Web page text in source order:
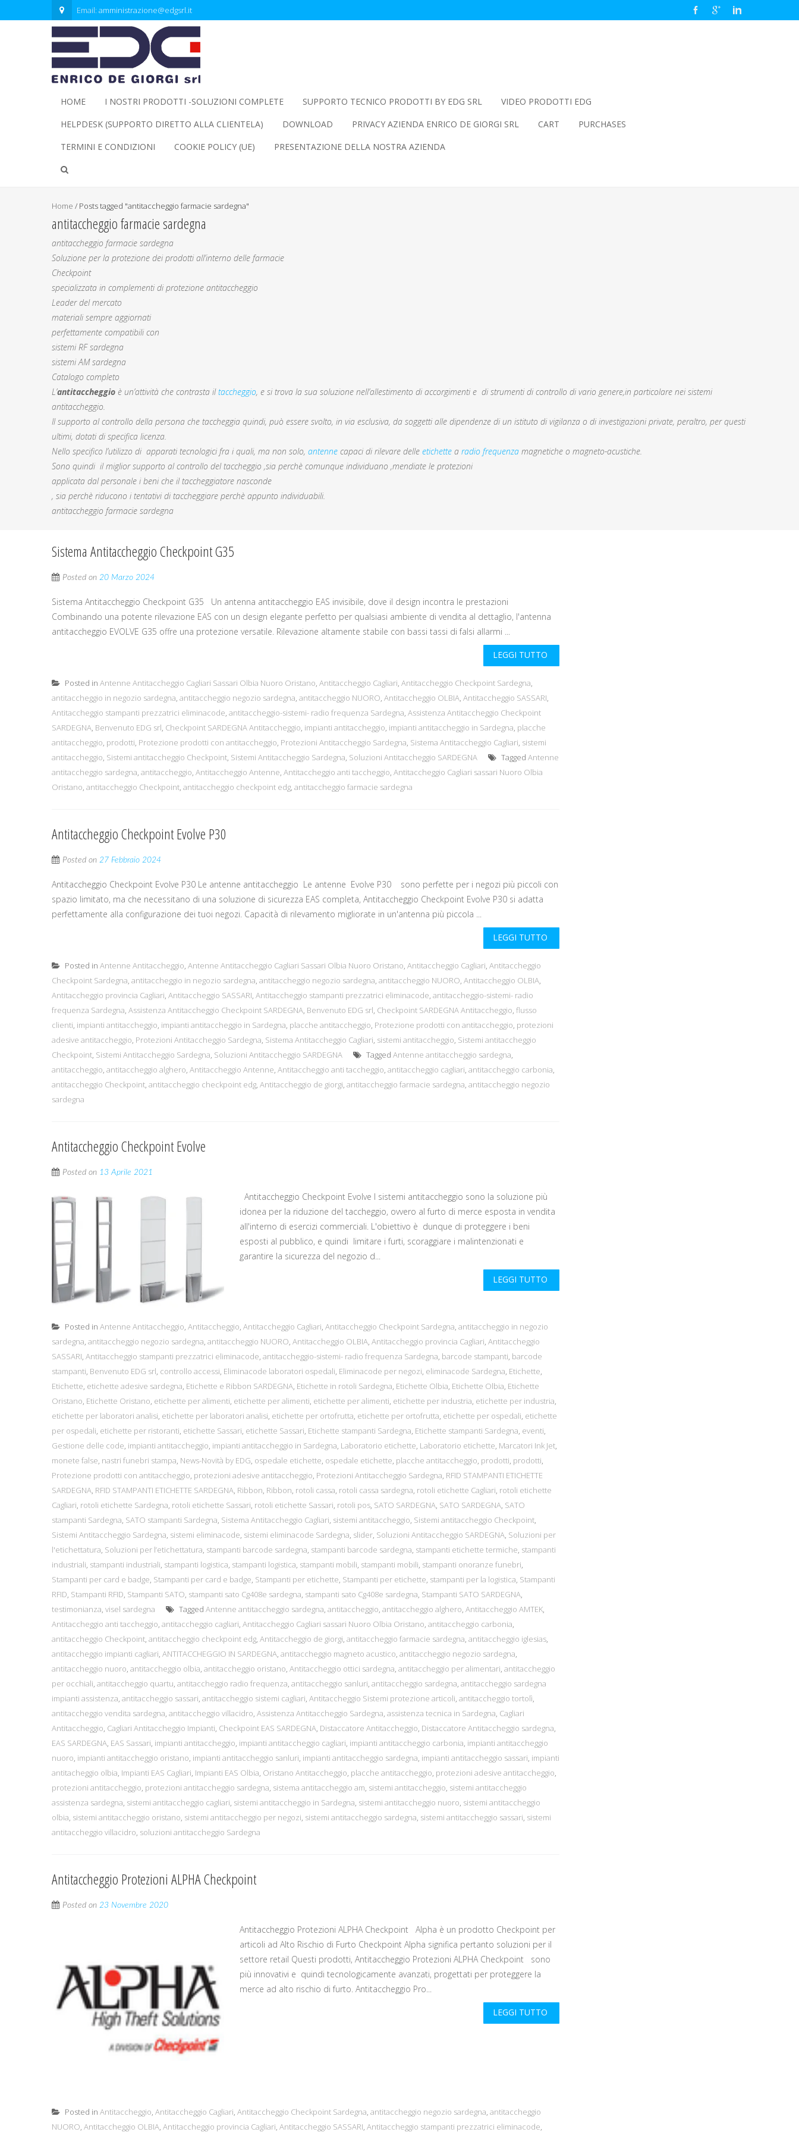
Email: amministrazione@edgsrl.it
HOME I NOSTRI PRODOTTI -SOLUZIONI COMPLETE SUPPORTO TECNICO PRODOTTI BY EDG SRL
VIDEO PRODOTTI EDG
HELPDESK (SUPPORTO DIRETTO ALLA CLIENTELA)
DOWNLOAD PRIVACY AZIENDA ENRICO DE GIORGI SRL CART
PURCHASES
TERMINI E CONDIZIONI
COOKIE POLICY (UE) PRESENTAZIONE DELLA NOSTRA AZIENDA
Home / Posts tagged "antitaccheggio farmacie sardegna"
antitaccheggio farmacie sardegna
antitaccheggio farmacie sardegna
Soluzione per la protezione dei prodotti all’interno delle farmacie
Checkpoint
specializzata in complementi di protezione antitaccheggio
Leader del mercato
materiali sempre aggiornati
perfettamente compatibili con
sistemi RF sardegna
sistemi AM sardegna
Catalogo completo
L’antitaccheggio è un’attività che contrasta iltaccheggio, e si trova la sua soluzione nell’allestimento di accorgimenti e di strumenti di controllo di vario genere,in particolare nei sistemi
antitaccheggio.
Il supporto al controllo della persona che taccheggia quindi, può essere svolto, in via esclusiva, da soggetti alle dipendenze di un istituto di vigilanza o di investigazioni private, peraltro, per questi
ultimi, dotati di specifica licenza.
Nello specifico l’utilizzo di apparati tecnologici fra i quali, ma non solo, antenne capaci di rilevare delle etichette a radio frequenza magnetiche o magneto-acustiche.
Sono quindi il miglior supporto al controllo del taccheggio ,sia perchè comunque individuano ,mendiate le protezioni
applicata dal personale i beni che il taccheggiatore nasconde
, sia perchè riducono i tentativi di taccheggiare perchè appunto individuabili.
antitaccheggio farmacie sardegna
Sistema Antitaccheggio Checkpoint G35
Posted on 20 Marzo 2024
Sistema Antitaccheggio Checkpoint G35 Un antenna antitaccheggio EAS invisibile, dove il design incontra le prestazioni
Combinando una potente rilevazione EAS con un design elegante perfetto per qualsiasi ambiente di vendita al dettaglio, l'antenna
antitaccheggio EVOLVE G35 offre una protezione versatile. Rilevazione altamente stabile con bassi tassi di falsi allarmi ...
LEGGI TUTTO
Posted in Antenne Antitaccheggio Cagliari Sassari Olbia Nuoro Oristano, Antitaccheggio Cagliari, Antitaccheggio Checkpoint Sardegna,
antitaccheggio in negozio sardegna, antitaccheggio negozio sardegna, antitaccheggio NUORO, Antitaccheggio OLBIA, Antitaccheggio SASSARI,
Antitaccheggio stampanti prezzatrici eliminacode, antitaccheggio-sistemi- radio frequenza Sardegna, Assistenza Antitaccheggio Checkpoint
SARDEGNA, Benvenuto EDG srl, Checkpoint SARDEGNA Antitaccheggio, impianti antitaccheggio, impianti antitaccheggio in Sardegna, placche
antitaccheggio, prodotti, Protezione prodotti con antitaccheggio, Protezioni Antitaccheggio Sardegna, Sistema Antitaccheggio Cagliari, sistemi
antitaccheggio, Sistemi antitaccheggio Checkpoint, Sistemi Antitaccheggio Sardegna, Soluzioni Antitaccheggio SARDEGNA Tagged Antenne
antitaccheggio sardegna, antitaccheggio, Antitaccheggio Antenne, Antitaccheggio anti taccheggio, Antitaccheggio Cagliari sassari Nuoro Olbia
Oristano, antitaccheggio Checkpoint, antitaccheggio checkpoint edg, antitaccheggio farmacie sardegna
Antitaccheggio Checkpoint Evolve P30
Posted on 27 Febbraio 2024
Antitaccheggio Checkpoint Evolve P30 Le antenne antitaccheggio Le antenne Evolve P30 sono perfette per i negozi più piccoli con
spazio limitato, ma che necessitano di una soluzione di sicurezza EAS completa, Antitaccheggio Checkpoint Evolve P30 si adatta
perfettamente alla configurazione dei tuoi negozi. Capacità di rilevamento migliorate in un'antenna più piccola ...
LEGGI TUTTO
Posted in Antenne Antitaccheggio, Antenne Antitaccheggio Cagliari Sassari Olbia Nuoro Oristano, Antitaccheggio Cagliari, Antitaccheggio
Checkpoint Sardegna, antitaccheggio in negozio sardegna, antitaccheggio negozio sardegna, antitaccheggio NUORO, Antitaccheggio OLBIA,
Antitaccheggio provincia Cagliari, Antitaccheggio SASSARI, Antitaccheggio stampanti prezzatrici eliminacode, antitaccheggio-sistemi- radio
frequenza Sardegna, Assistenza Antitaccheggio Checkpoint SARDEGNA, Benvenuto EDG srl, Checkpoint SARDEGNA Antitaccheggio, flusso
clienti, impianti antitaccheggio, impianti antitaccheggio in Sardegna, placche antitaccheggio, Protezione prodotti con antitaccheggio, protezioni
adesive antitaccheggio, Protezioni Antitaccheggio Sardegna, Sistema Antitaccheggio Cagliari, sistemi antitaccheggio, Sistemi antitaccheggio
Checkpoint, Sistemi Antitaccheggio Sardegna, Soluzioni Antitaccheggio SARDEGNA Tagged Antenne antitaccheggio sardegna,
antitaccheggio, antitaccheggio alghero, Antitaccheggio Antenne, Antitaccheggio anti taccheggio, antitaccheggio cagliari, antitaccheggio carbonia,
antitaccheggio Checkpoint, antitaccheggio checkpoint edg, Antitaccheggio de giorgi, antitaccheggio farmacie sardegna, antitaccheggio negozio
sardegna
Antitaccheggio Checkpoint Evolve
Posted on 13 Aprile 2021
Antitaccheggio Checkpoint Evolve I sistemi antitaccheggio sono la soluzione più
idonea per la riduzione del taccheggio, ovvero al furto di merce esposta in vendita
all'interno di esercizi commerciali. L'obiettivo è dunque di proteggere i beni
esposti al pubblico, e quindi limitare i furti, scoraggiare i malintenzionati e
garantire la sicurezza del negozio d...
LEGGI TUTTO
Posted in Antenne Antitaccheggio, Antitaccheggio, Antitaccheggio Cagliari, Antitaccheggio Checkpoint Sardegna, antitaccheggio in negozio
sardegna, antitaccheggio negozio sardegna, antitaccheggio NUORO, Antitaccheggio OLBIA, Antitaccheggio provincia Cagliari, Antitaccheggio
SASSARI, Antitaccheggio stampanti prezzatrici eliminacode, antitaccheggio-sistemi- radio frequenza Sardegna, barcode stampanti, barcode
stampanti, Benvenuto EDG srl, controllo accessi, Eliminacode laboratori ospedali, Eliminacode per negozi, eliminacode Sardegna, Etichette,
Etichette, etichette adesive sardegna, Etichette e Ribbon SARDEGNA, Etichette in rotoli Sardegna, Etichette Olbia, Etichette Olbia, Etichette
Oristano, Etichette Oristano, etichette per alimenti, etichette per alimenti, etichette per alimenti, etichette per industria, etichette per industria,
etichette per laboratori analisi, etichette per laboratori analisi, etichette per ortofrutta, etichette per ortofrutta, etichette per ospedali, etichette
per ospedali, etichette per ristoranti, etichette Sassari, etichette Sassari, Etichette stampanti Sardegna, Etichette stampanti Sardegna, eventi,
Gestione delle code, impianti antitaccheggio, impianti antitaccheggio in Sardegna, Laboratorio etichette, Laboratorio etichette, Marcatori Ink Jet,
monete false, nastri funebri stampa, News-Novità by EDG, ospedale etichette, ospedale etichette, placche antitaccheggio, prodotti, prodotti,
Protezione prodotti con antitaccheggio, protezioni adesive antitaccheggio, Protezioni Antitaccheggio Sardegna, RFID STAMPANTI ETICHETTE
SARDEGNA, RFID STAMPANTI ETICHETTE SARDEGNA, Ribbon, Ribbon, rotoli cassa, rotoli cassa sardegna, rotoli etichette Cagliari, rotoli etichette
Cagliari, rotoli etichette Sardegna, rotoli etichette Sassari, rotoli etichette Sassari, rotoli pos, SATO SARDEGNA, SATO SARDEGNA, SATO
stampanti Sardegna, SATO stampanti Sardegna, Sistema Antitaccheggio Cagliari, sistemi antitaccheggio, Sistemi antitaccheggio Checkpoint,
Sistemi Antitaccheggio Sardegna, sistemi eliminacode, sistemi eliminacode Sardegna, slider, Soluzioni Antitaccheggio SARDEGNA, Soluzioni per
l'etichettatura, Soluzioni per l’etichettatura, stampanti barcode sardegna, stampanti barcode sardegna, stampanti etichette termiche, stampanti
industriali, stampanti industriali, stampanti logistica, stampanti logistica, stampanti mobili, stampanti mobili, stampanti onoranze funebri,
Stampanti per card e badge, Stampanti per card e badge, Stampanti per etichette, Stampanti per etichette, stampanti per la logistica, Stampanti
RFID, Stampanti RFID, Stampanti SATO, stampanti sato Cg408e sardegna, stampanti sato Cg408e sardegna, Stampanti SATO SARDEGNA,
testimonianza, visel sardegna Tagged Antenne antitaccheggio sardegna, antitaccheggio, antitaccheggio alghero, Antitaccheggio AMTEK,
Antitaccheggio anti taccheggio, antitaccheggio cagliari, Antitaccheggio Cagliari sassari Nuoro Olbia Oristano, antitaccheggio carbonia,
antitaccheggio Checkpoint, antitaccheggio checkpoint edg, Antitaccheggio de giorgi, antitaccheggio farmacie sardegna, antitaccheggio iglesias,
antitaccheggio impianti cagliari, ANTITACCHEGGIO IN SARDEGNA, antitaccheggio magneto acustico, antitaccheggio negozio sardegna,
antitaccheggio nuoro, antitaccheggio olbia, antitaccheggio oristano, Antitaccheggio ottici sardegna, antitaccheggio per alimentari, antitaccheggio
per occhiali, antitaccheggio quartu, antitaccheggio radio frequenza, antitaccheggio sanluri, antitaccheggio sardegna, antitaccheggio sardegna
impianti assistenza, antitaccheggio sassari, antitaccheggio sistemi cagliari, Antitaccheggio Sistemi protezione articoli, antitaccheggio tortolì,
antitaccheggio vendita sardegna, antitaccheggio villacidro, Assistenza Antitaccheggio Sardegna, assistenza tecnica in Sardegna, Cagliari
Antitaccheggio, Cagliari Antitaccheggio Impianti, Checkpoint EAS SARDEGNA, Distaccatore Antitaccheggio, Distaccatore Antitaccheggio sardegna,
EAS SARDEGNA, EAS Sassari, impianti antitaccheggio, impianti antitaccheggio cagliari, impianti antitaccheggio carbonia, impianti antitaccheggio
nuoro, impianti antitaccheggio oristano, impianti antitaccheggio sanluri, impianti antitaccheggio sardegna, impianti antitaccheggio sassari, impianti
antitacheggio olbia, Impianti EAS Cagliari, Impianti EAS Olbia, Oristano Antitaccheggio, placche antitaccheggio, protezioni adesive antitaccheggio,
protezioni antitaccheggio, protezioni antitaccheggio sardegna, sistema antitaccheggio am, sistemi antitaccheggio, sistemi antitaccheggio
assistenza sardegna, sistemi antitaccheggio cagliari, sistemi antitaccheggio in Sardegna, sistemi antitaccheggio nuoro, sistemi antitaccheggio
olbia, sistemi antitaccheggio oristano, sistemi antitaccheggio per negozi, sistemi antitaccheggio sardegna, sistemi antitaccheggio sassari, sistemi
antitaccheggio villacidro, soluzioni antitaccheggio Sardegna
Antitaccheggio Protezioni ALPHA Checkpoint
Posted on 23 Novembre 2020
Antitaccheggio Protezioni ALPHA Checkpoint Alpha è un prodotto Checkpoint per
articoli ad Alto Rischio di Furto Checkpoint Alpha significa pertanto soluzioni per il
settore retail Questi prodotti, Antitaccheggio Protezioni ALPHA Checkpoint sono
più innovativi e quindi tecnologicamente avanzati, progettati per proteggere la
merce ad alto rischio di furto. Antitaccheggio Pro...
LEGGI TUTTO
Posted in Antitaccheggio, Antitaccheggio Cagliari, Antitaccheggio Checkpoint Sardegna, antitaccheggio negozio sardegna, antitaccheggio
NUORO, Antitaccheggio OLBIA, Antitaccheggio provincia Cagliari, Antitaccheggio SASSARI, Antitaccheggio stampanti prezzatrici eliminacode,